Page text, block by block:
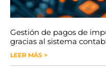
Gestión de pagos de
gracias al sistema
LEER MÁS >